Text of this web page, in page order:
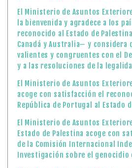
El Ministerio de Asuntos
la bienvenida y agradece a los
reconocido al Estado de
Canadá y Australia— y considera
valientes y congruentes con el
y a las resoluciones de la
El Ministerio de Asuntos
acoge con satisfacción el
República de Portugal al Estado
El Ministerio de Asuntos
Estado de Palestina acoge con
de la Comisión Internacional
Investigación sobre el genocidio